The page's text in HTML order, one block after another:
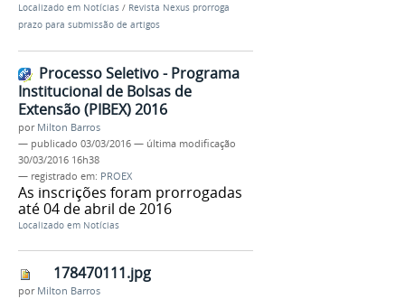
Localizado em Notícias / Revista Nexus prorroga
prazo para submissão de artigos
Processo Seletivo - Programa
Institucional de Bolsas de
Extensão (PIBEX) 2016
por Milton Barros
— publicado 03/03/2016 — última modificação
30/03/2016 16h38
— registrado em: PROEX
As inscrições foram prorrogadas
até 04 de abril de 2016
Localizado em Notícias
178470111.jpg
por Milton Barros